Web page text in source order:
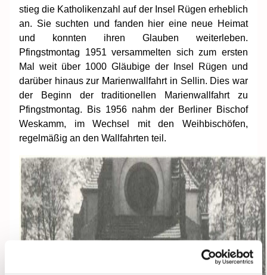
stieg die Katholikenzahl auf der Insel Rügen erheblich
an. Sie suchten und fanden hier eine neue Heimat
und konnten ihren Glauben weiterleben.
Pfingstmontag 1951 versammelten sich zum ersten
Mal weit über 1000 Gläubige der Insel Rügen und
darüber hinaus zur Marienwallfahrt in Sellin. Dies war
der Beginn der traditionellen Marienwallfahrt zu
Pfingstmontag. Bis 1956 nahm der Berliner Bischof
Weskamm, im Wechsel mit den Weihbischöfen,
regelmäßig an den Wallfahrten teil.